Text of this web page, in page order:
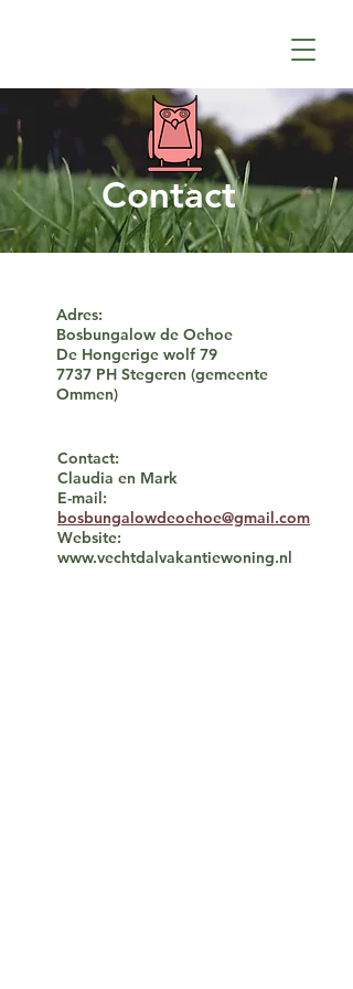
Contact
Adres:
Bosbungalow de Oehoe
De Hongerige wolf 79
7737 PH Stegeren (gemeente
Ommen)
Contact:
Claudia en Mark
E-mail:
bosbungalowdeoehoe@gmail.com
Website:
www.vechtdalvakantiewoning.nl